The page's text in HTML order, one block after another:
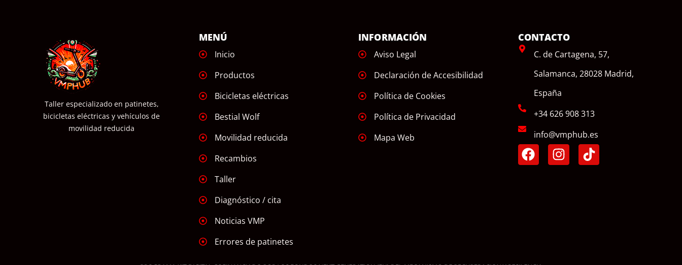
Taller especializado en patinetes,
bicicletas eléctricas y vehículos de
movilidad reducida
MENÚ
Inicio
Productos
Bicicletas eléctricas
Bestial Wolf
Movilidad reducida
Recambios
Taller
Diagnóstico / cita
Noticias VMP
Errores de patinetes
INFORMACIÓN
Aviso Legal
Declaración de Accesibilidad
Política de Cookies
Política de Privacidad
Mapa Web
CONTACTO
C. de Cartagena, 57,
Salamanca, 28028 Madrid,
España
+34 626 908 313
info@vmphub.es